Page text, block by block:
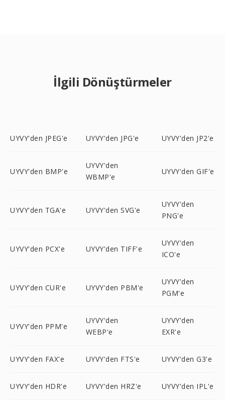
İlgili Dönüştürmeler
UYVY'den JPEG'e UYVY'den JPG'e UYVY'den JP2'e
UYVY'den BMP'e
UYVY'den
WBMP'e
UYVY'den GIF'e
UYVY'den TGA'e UYVY'den SVG'e
UYVY'den
PNG'e
UYVY'den PCX'e UYVY'den TIFF'e
UYVY'den
ICO'e
UYVY'den CUR'e UYVY'den PBM'e
UYVY'den
PGM'e
UYVY'den PPM'e
UYVY'den
WEBP'e
UYVY'den
EXR'e
UYVY'den FAX'e UYVY'den FTS'e UYVY'den G3'e
UYVY'den HDR'e UYVY'den HRZ'e UYVY'den IPL'e